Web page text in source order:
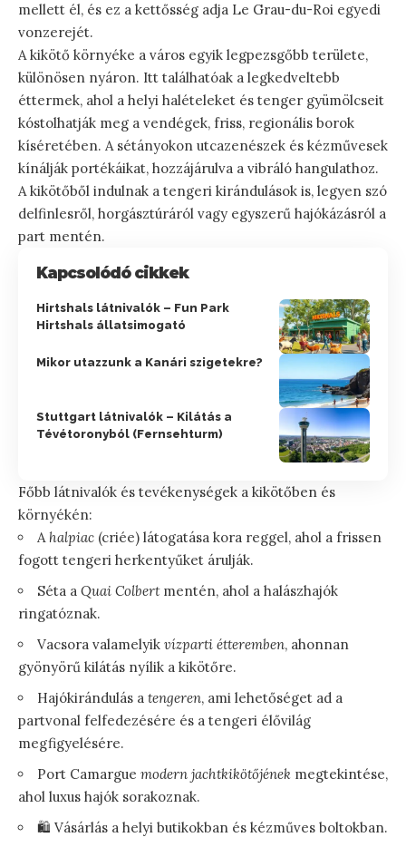
mellett él, és ez a kettősség adja Le Grau-du-Roi egyedi
vonzerejét.
A kikötő környéke a város egyik legpezsgőbb területe,
különösen nyáron. Itt találhatóak a legkedveltebb
éttermek, ahol a helyi halételeket és tenger gyümölcseit
kóstolhatják meg a vendégek, friss, regionális borok
kíséretében. A sétányokon utcazenészek és kézművesek
kínálják portékáikat, hozzájárulva a vibráló hangulathoz.
A kikötőből indulnak a tengeri kirándulások is, legyen szó
delfinlesről, horgásztúráról vagy egyszerű hajókázásról a
part mentén.
Kapcsolódó cikkek
Hirtshals látnivalók – Fun Park
Hirtshals állatsimogató
Mikor utazzunk a Kanári szigetekre?
Stuttgart látnivalók – Kilátás a
Tévétoronyból (Fernsehturm)
Főbb látnivalók és tevékenységek a kikötőben és
környékén:
Ahalpiac (criée) látogatása kora reggel, ahol a frissen
fogott tengeri herkentyűket árulják.
Séta a Quai Colbertmentén, ahol a halászhajók
ringatóznak.
Vacsora valamelyik vízparti étteremben, ahonnan
gyönyörű kilátás nyílik a kikötőre.
Hajókirándulás a tengeren, ami lehetőséget ad a
partvonal felfedezésére és a tengeri élővilág
megfigyelésére.
Port Camargue modern jachtkikötőjének megtekintése,
ahol luxus hajók sorakoznak.
🛍️ Vásárlás a helyi butikokban és kézműves boltokban.